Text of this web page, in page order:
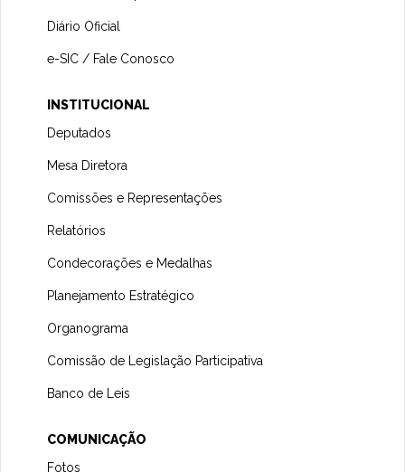
Diário Oficial
e-SIC / Fale Conosco
INSTITUCIONAL
Deputados
Mesa Diretora
Comissões e Representações
Relatórios
Condecorações e Medalhas
Planejamento Estratégico
Organograma
Comissão de Legislação Participativa
Banco de Leis
COMUNICAÇÃO
Fotos